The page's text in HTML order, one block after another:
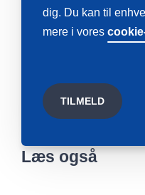
dig. Du kan til
mere i vores
Læs også